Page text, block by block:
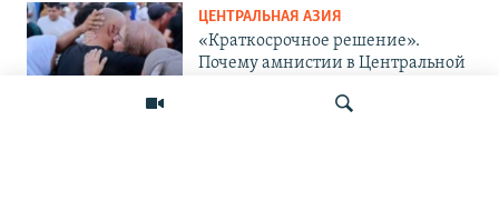
ЦЕНТРАЛЬНАЯ АЗИЯ
«Краткосрочное решение».
Почему амнистии в Центральной